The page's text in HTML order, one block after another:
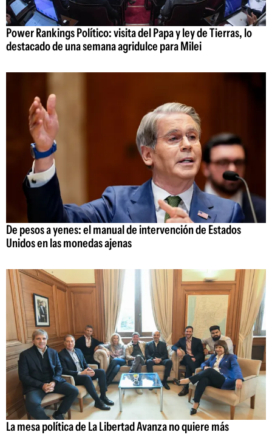
Power Rankings Político: visita del Papa y ley de Tierras, lo
destacado de una semana agridulce para Milei
De pesos a yenes: el manual de intervención de Estados
Unidos en las monedas ajenas
La mesa política de La Libertad Avanza no quiere más